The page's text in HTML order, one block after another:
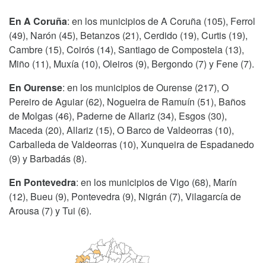
En A Coruña: en los municipios de A Coruña (105), Ferrol
(49), Narón (45), Betanzos (21), Cerdido (19), Curtis (19),
Cambre (15), Coirós (14), Santiago de Compostela (13),
Miño (11), Muxía (10), Oleiros (9), Bergondo (7) y Fene (7).
En Ourense: en los municipios de Ourense (217), O
Pereiro de Aguiar (62), Nogueira de Ramuín (51), Baños
de Molgas (46), Paderne de Allariz (34), Esgos (30),
Maceda (20), Allariz (15), O Barco de Valdeorras (10),
Carballeda de Valdeorras (10), Xunqueira de Espadanedo
(9) y Barbadás (8).
En Pontevedra: en los municipios de Vigo (68), Marín
(12), Bueu (9), Pontevedra (9), Nigrán (7), Vilagarcía de
Arousa (7) y Tui (6).